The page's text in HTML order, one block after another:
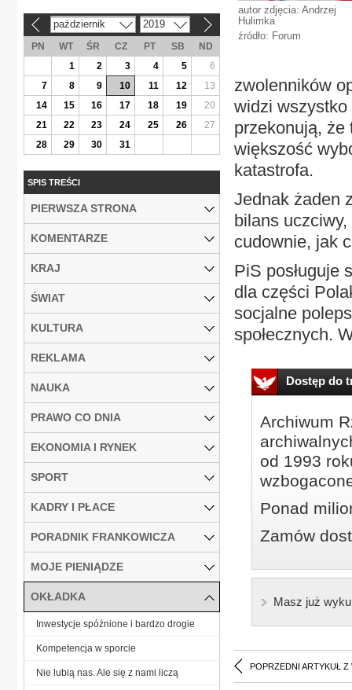
autor zdjęcia: Andrzej
Hulimka
źródło: Forum
zwolenników
widzi wszystko
przekonują, że
większość
katastrofa.
Jednak żaden
bilans
cudownie, jak
PiS posługuje
dla części
socjalne
społecznych.
Dostęp do
Archiwum
od 1993
Ponad
Zamów
Masz już
POPRZEDNI ARTYKUŁ Z
październik 2019
PN WT ŚR CZ PT SB
ND
1
2 3 4 5
6
7
8 9 10 11 12
13
14
15 16 17 18 19
20
21
22 23 24 25 26
27
28
29 30 31
SPIS TREŚCI
PIERWSZA STRONA
KOMENTARZE
KRAJ
ŚWIAT
KULTURA
REKLAMA
NAUKA
PRAWO CO DNIA
EKONOMIA I RYNEK
SPORT
KADRY I PŁACE
PORADNIK FRANKOWICZA
MOJE PIENIĄDZE
OKŁADKA
Inwestycje spóźnione i bardzo drogie
Kompetencja w sporcie
Nie lubią nas. Ale się z nami liczą